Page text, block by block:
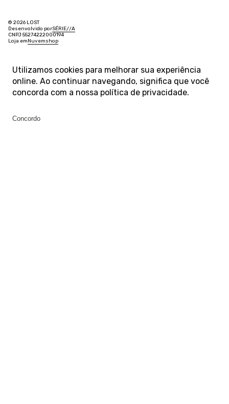
© 2026 LOST
Desenvolvido porSÉRIE//A
CNPJ 55274222000194
Loja emNuvemshop
Utilizamos cookies para melhorar sua experiência
online. Ao continuar navegando, significa que você
concorda com a nossa política de privacidade.
Concordo